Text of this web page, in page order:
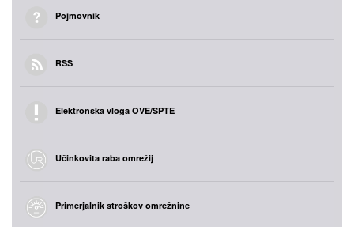
Pojmovnik
RSS
Elektronska vloga OVE/SPTE
Učinkovita raba omrežij
Primerjalnik stroškov omrežnine